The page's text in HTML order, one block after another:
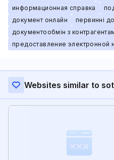
информационная справка
документ онлайн
первинні
документообмін з
предоставление электронной
Websites similar to